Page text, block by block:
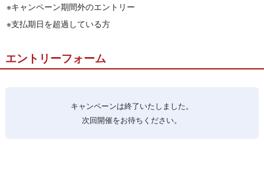
キャンペーン期間外のエントリー
支払期日を超過している方
エントリーフォーム
キャンペーンは終了いたしました。
次回開催をお待ちください。